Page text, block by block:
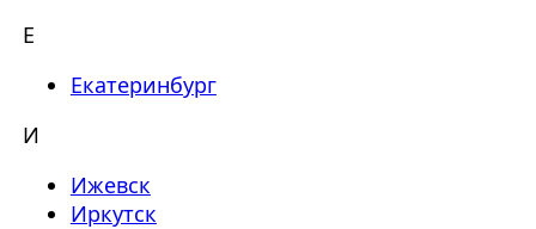
Е
Екатеринбург
И
Ижевск
Иркутск